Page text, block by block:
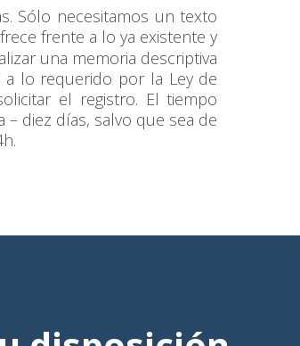
Sólo necesitamos un texto
frente a lo ya existente y
una memoria descriptiva
lo requerido por la Ley de
el registro. El tiempo
diez días, salvo que sea de